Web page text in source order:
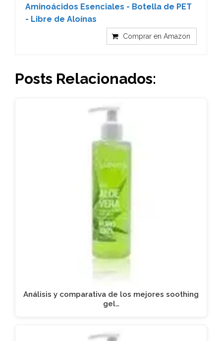
Aminoácidos Esenciales - Botella de PET
- Libre de Aloínas
Comprar en Amazon
Posts Relacionados:
Análisis y comparativa de los mejores soothing
gel…